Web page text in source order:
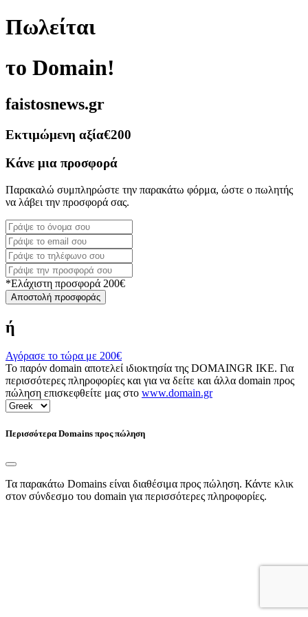
Πωλείται
το Domain!
faistosnews.gr
Εκτιμώμενη αξία€200
Κάνε μια προσφορά
Παρακαλώ συμπληρώστε την παρακάτω φόρμα, ώστε ο πωλητής
να λάβει την προσφορά σας.
*Ελάχιστη προσφορά 200€
Αποστολή προσφοράς
ή
Αγόρασε το τώρα με 200€
Το παρόν domain αποτελεί ιδιοκτησία της DOMAINGR ΙΚΕ. Για
περισσότερες πληροφορίες και για να δείτε και άλλα domain προς
πώληση επισκεφθείτε μας στο www.domain.gr
Περισσότερα Domains προς πώληση
Τα παρακάτω Domains είναι διαθέσιμα προς πώληση. Κάντε κλικ
στον σύνδεσμο του domain για περισσότερες πληροφορίες.